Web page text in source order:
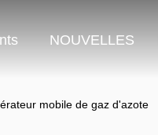
NOUVELLES
mobile de gaz d'azote